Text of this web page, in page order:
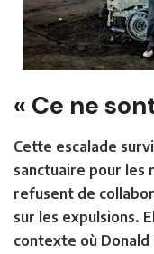
« Ce ne
Cette escalade
sanctuaire pour les
refusent de
sur les expulsions.
contexte où